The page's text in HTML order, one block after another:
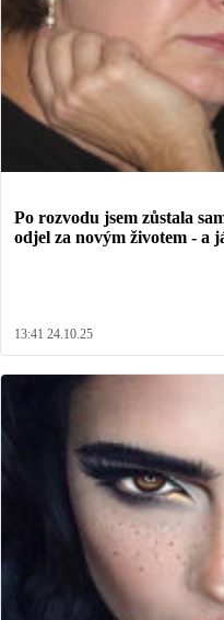
Po rozvodu jsem zůstala
odjel za novým životem - a
13:41 24.10.25